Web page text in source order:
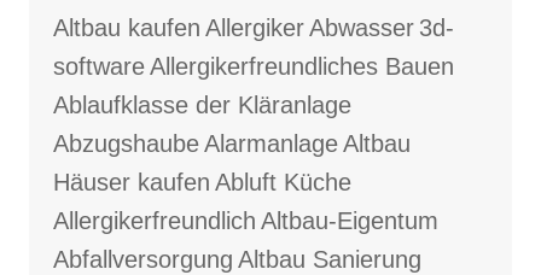
Altbau kaufen AllergikerAbwasser 3d-
softwareAllergikerfreundliches Bauen
Ablaufklasse der Kläranlage
AbzugshaubeAlarmanlageAltbau
Häuser kaufen Abluft Küche
Allergikerfreundlich Altbau-Eigentum
Abfallversorgung Altbau Sanierung